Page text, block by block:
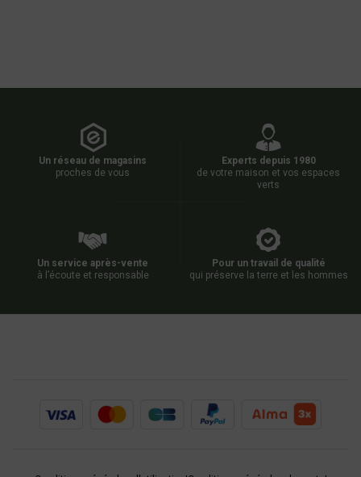
Un réseau de magasins
proches de vous
Experts depuis 1980
de votre maison et vos espaces
verts
Un service après-vente
à l’écoute et responsable
Pour un travail de qualité
qui préserve la terre et les hommes